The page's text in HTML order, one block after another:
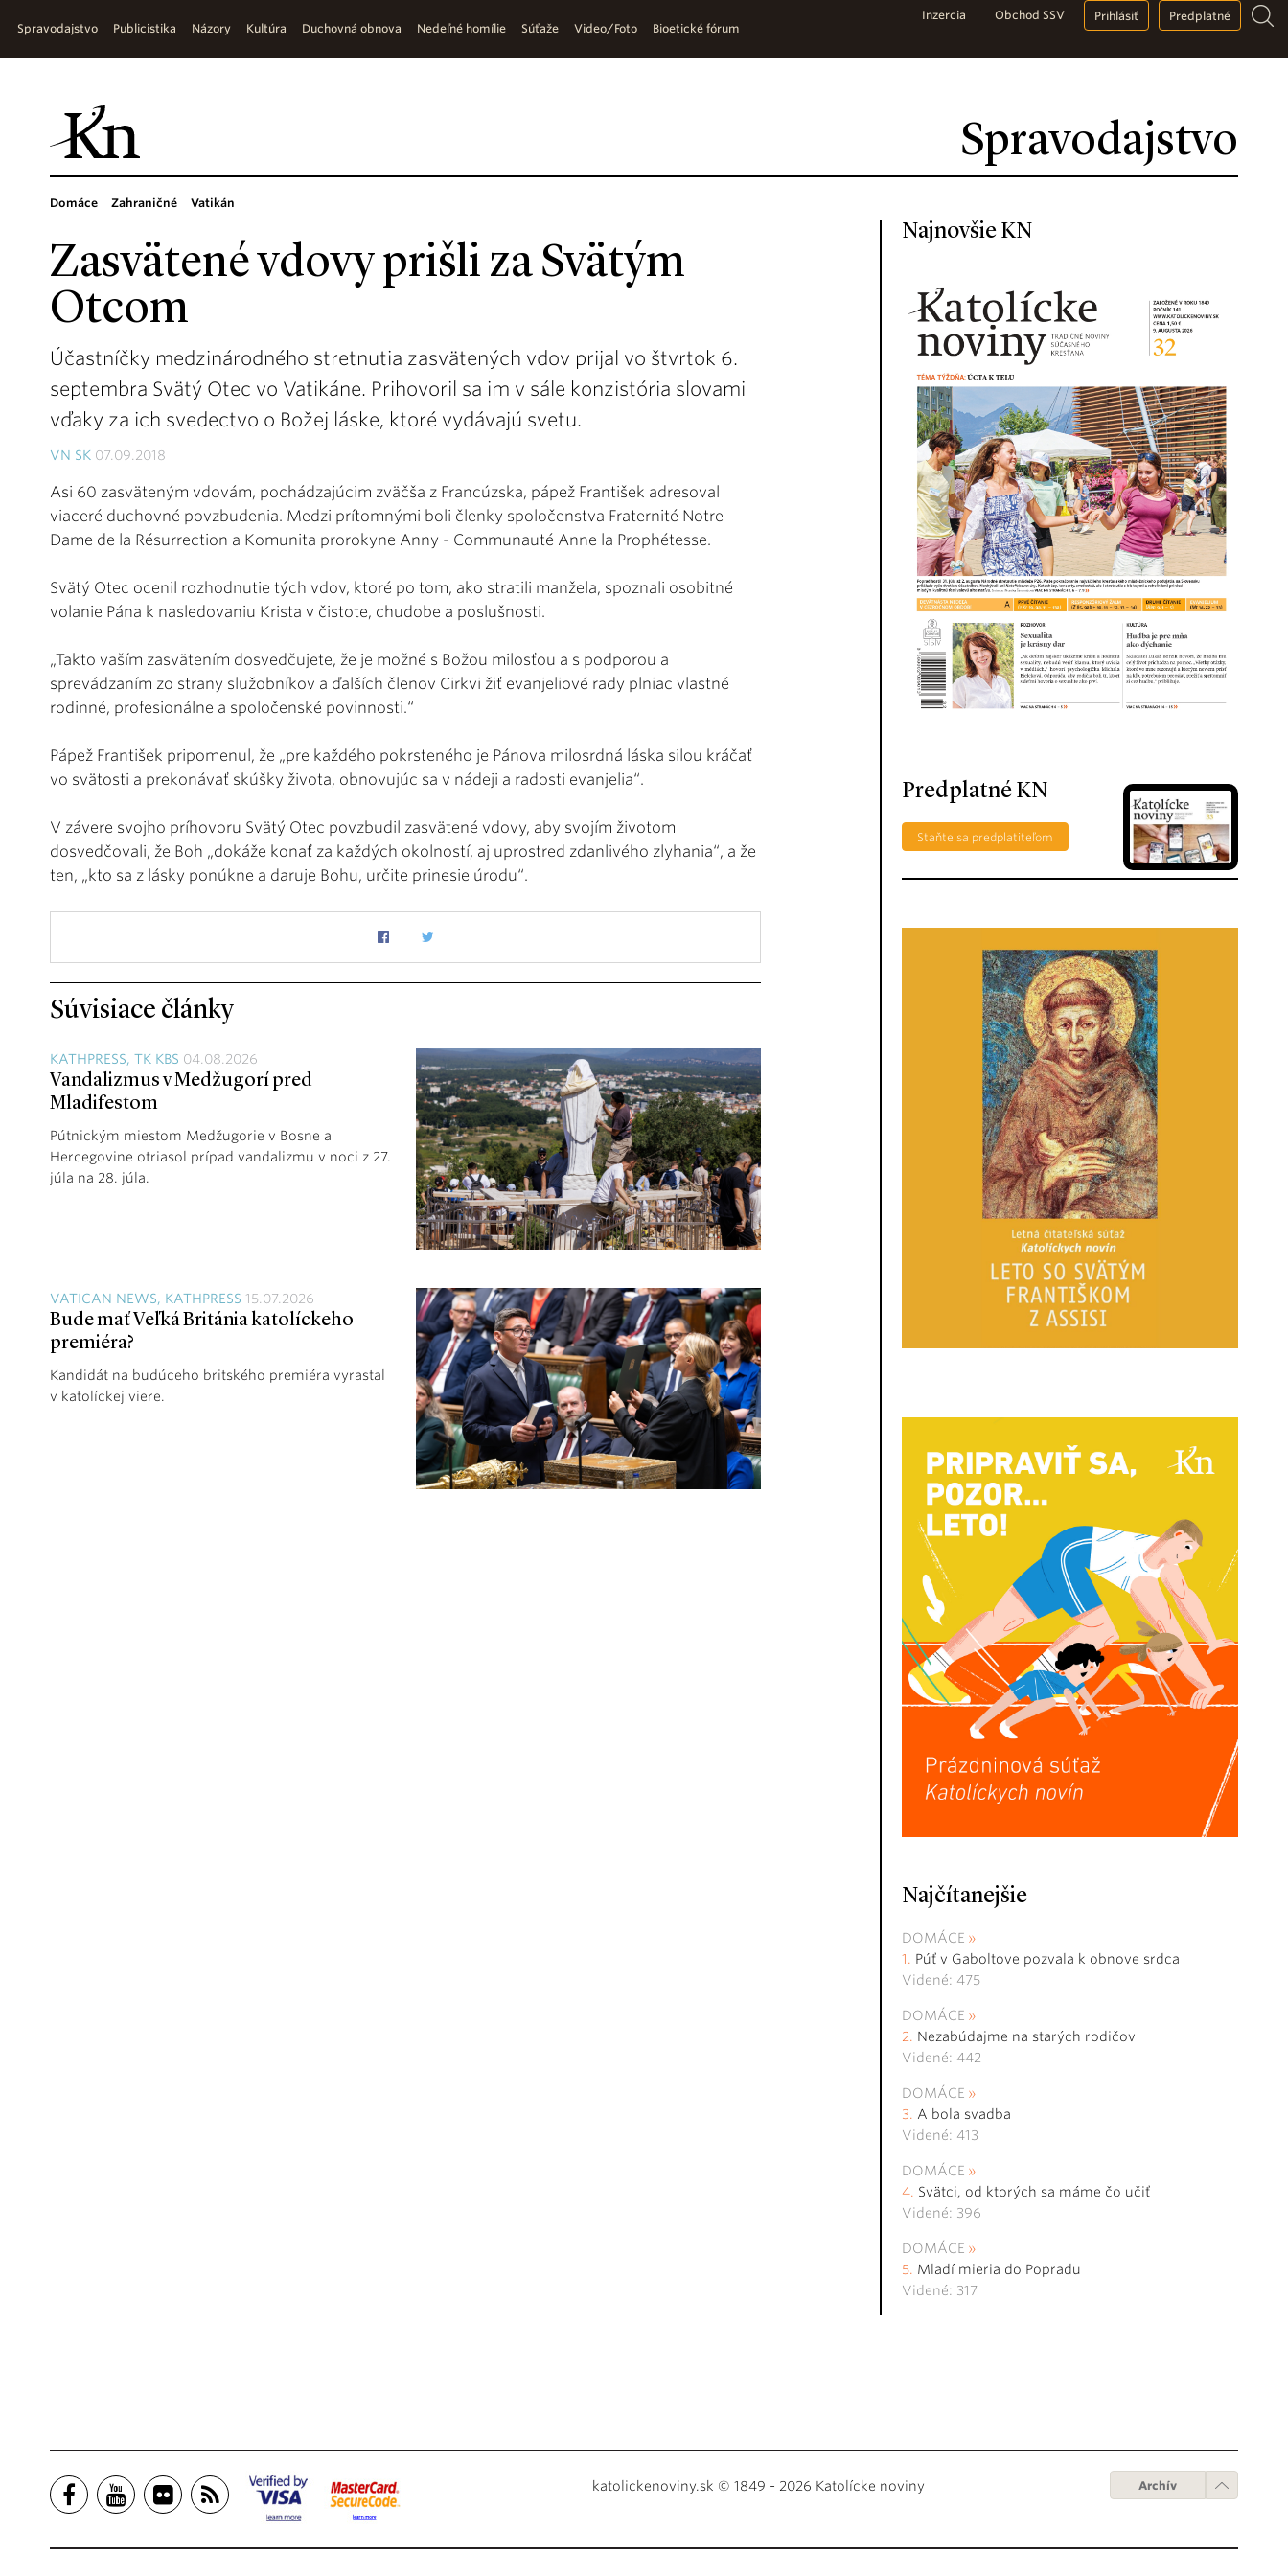
Spravodajstvo
Spravodajstvo Publicistika Názory Kultúra Duchovná obnova Nedeľné homílie Súťaže Video/Foto Bioetické fórum
Inzercia Obchod SSV Prihlásiť Predplatné
Domáce Zahraničné Vatikán
Zasvätené vdovy prišli za Svätým
Otcom
Účastníčky medzinárodného stretnutia zasvätených vdov prijal vo štvrtok 6.
septembra Svätý Otec vo Vatikáne. Prihovoril sa im v sále konzistória slovami
vďaky za ich svedectvo o Božej láske, ktoré vydávajú svetu.
VN SK 07.09.2018
Asi 60 zasväteným vdovám, pochádzajúcim zväčša z Francúzska, pápež František adresoval
viaceré duchovné povzbudenia. Medzi prítomnými boli členky spoločenstva Fraternité Notre
Dame de la Résurrection a Komunita prorokyne Anny - Communauté Anne la Prophétesse.
Svätý Otec ocenil rozhodnutie tých vdov, ktoré po tom, ako stratili manžela, spoznali osobitné
volanie Pána k nasledovaniu Krista v čistote, chudobe a poslušnosti.
„Takto vaším zasvätením dosvedčujete, že je možné s Božou milosťou a s podporou a
sprevádzaním zo strany služobníkov a ďalších členov Cirkvi žiť evanjeliové rady plniac vlastné
rodinné, profesionálne a spoločenské povinnosti.“
Pápež František pripomenul, že „pre každého pokrsteného je Pánova milosrdná láska silou kráčať
vo svätosti a prekonávať skúšky života, obnovujúc sa v nádeji a radosti evanjelia“.
V závere svojho príhovoru Svätý Otec povzbudil zasvätené vdovy, aby svojím životom
dosvedčovali, že Boh „dokáže konať za každých okolností, aj uprostred zdanlivého zlyhania“, a že
ten, „kto sa z lásky ponúkne a daruje Bohu, určite prinesie úrodu“.
Súvisiace články
KATHPRESS, TK KBS 04.08.2026
Vandalizmus v Medžugorí pred
Mladifestom
Pútnickým miestom Medžugorie v Bosne a
Hercegovine otriasol prípad vandalizmu v noci z 27.
júla na 28. júla.
VATICAN NEWS, KATHPRESS 15.07.2026
Bude mať Veľká Británia katolíckeho
premiéra?
Kandidát na budúceho britského premiéra vyrastal
v katolíckej viere.
Najnovšie KN
Predplatné KN
Staňte sa predplatiteľom
Najčítanejšie
DOMÁCE
Púť v Gaboltove pozvala k obnove srdca
Videné: 475
DOMÁCE
Nezabúdajme na starých rodičov
Videné: 442
DOMÁCE
A bola svadba
Videné: 413
DOMÁCE
Svätci, od ktorých sa máme čo učiť
Videné: 396
DOMÁCE
Mladí mieria do Popradu
Videné: 317
katolickenoviny.sk © 1849 - 2026 Katolícke noviny Archív